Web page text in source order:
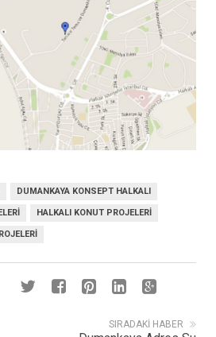
DUMANKAYA KONSEPT HALKALI
HALKALI KONUT PROJELERI
SIRADAKI HABER